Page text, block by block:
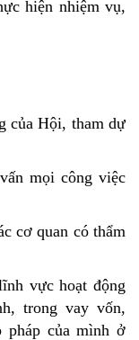
hiện nhiệm vụ,
của Hội, tham dự
mọi công việc
cơ quan có thẩm
vực hoạt động
trong vay vốn,
pháp của mình ở